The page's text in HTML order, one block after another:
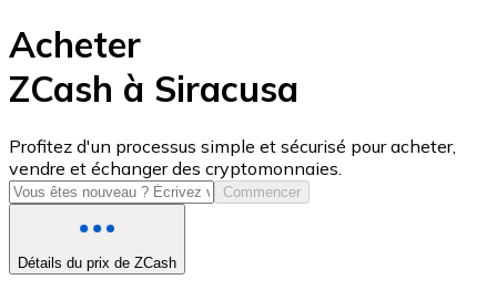
USD Coin
USDC
Acheter
ZCash à Siracusa
Profitez d'un processus simple et sécurisé pour acheter,
vendre et échanger des cryptomonnaies.
Commencer
Détails du prix de ZCash